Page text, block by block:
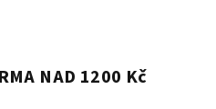
NAD 1200 Kč